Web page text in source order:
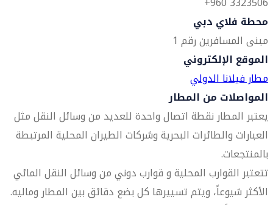
محطة فلاي دبي
مبنى المسافرين رقم 1
الموقع الإلكتروني
مطار فيلانا الدولي
المواصلات من المطار
يعتبر المطار نقطة اتصال واحدة للعديد من وسائل النقل مثل
العبارات والطائرات البحرية وشركات الطيران المحلية المرتبطة
بالمنتجعات.
تتعتبر القوارب المحلية و قوارب دوني من وسائل النقل المائي
الأكثر شيوعاً، ويتم تسييرها كل بضع دقائق بين المطار وماليه.